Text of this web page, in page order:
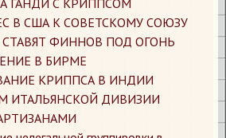
В США К СОВЕТСКОМУ СОЮЗУ
СТАВЯТ ФИННОВ ПОД ОГОНЬ
В БИРМЕ
КРИППСА В ИНДИИ
ИТАЛЬЯНСКОЙ ДИВИЗИИ